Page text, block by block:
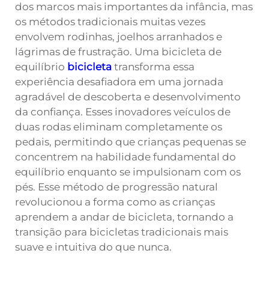
dos marcos mais importantes da infância, mas
os métodos tradicionais muitas vezes
envolvem rodinhas, joelhos arranhados e
lágrimas de frustração. Uma bicicleta de
equilíbrio bicicleta transforma essa
experiência desafiadora em uma jornada
agradável de descoberta e desenvolvimento
da confiança. Esses inovadores veículos de
duas rodas eliminam completamente os
pedais, permitindo que crianças pequenas se
concentrem na habilidade fundamental do
equilíbrio enquanto se impulsionam com os
pés. Esse método de progressão natural
revolucionou a forma como as crianças
aprendem a andar de bicicleta, tornando a
transição para bicicletas tradicionais mais
suave e intuitiva do que nunca.